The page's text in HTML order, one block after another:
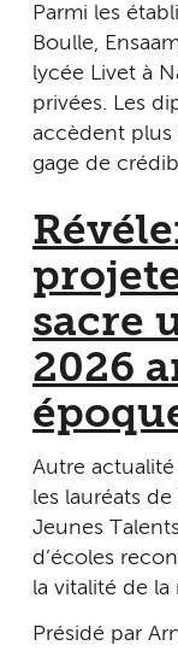
Parmi les
Boulle,
lycée Livet à
privées. Les
accèdent plus
gage de
sacre
2026
Autre
les lauréats
Jeunes
d’écoles
la vitalité de
Présidé par